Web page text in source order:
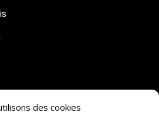
des cookies